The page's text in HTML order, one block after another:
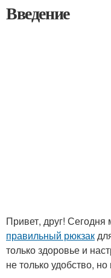
Введение
Привет, друг!
правильный рюкзак
только здоровье и
не только удобство,